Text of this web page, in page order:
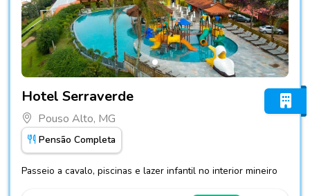
Hotel Serraverde
Pouso Alto, MG
Pensão Completa
Passeio a cavalo, piscinas e lazer infantil no interior mineiro